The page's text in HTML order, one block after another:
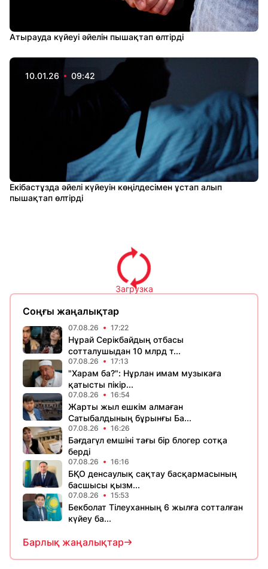
Атырауда күйеуі әйелін пышақтап өлтірді
10.01.26 09:42
Екібастұзда әйелі күйеуін көңілдесімен ұстап алып
пышақтап өлтірді
Загрузка
Соңғы жаңалықтар
07.08.26 17:22
Нұрай Серікбайдың отбасы
сотталушыдан 10 млрд т...
07.08.26 17:13
"Харам ба?": Нұрлан имам музыкаға
қатысты пікір...
07.08.26 16:54
Жарты жыл ешкім алмаған
Сатыбалдының бұрынғы Ба...
07.08.26 16:26
Бағдагүл емшіні тағы бір блогер сотқа
берді
07.08.26 16:16
БҚО денсаулық сақтау басқармасының
басшысы қызм...
07.08.26 15:53
Бекболат Тілеуханның 6 жылға сотталған
күйеу ба...
Барлық жаңалықтар